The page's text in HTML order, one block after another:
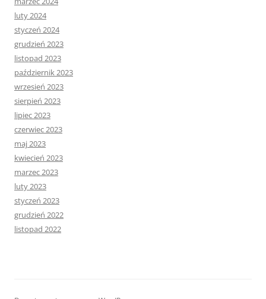
luty 2024
styczeń 2024
grudzień 2023
listopad 2023
październik 2023
wrzesień 2023
sierpień 2023
lipiec 2023
czerwiec 2023
maj 2023
kwiecień 2023
marzec 2023
luty 2023
styczeń 2023
grudzień 2022
listopad 2022